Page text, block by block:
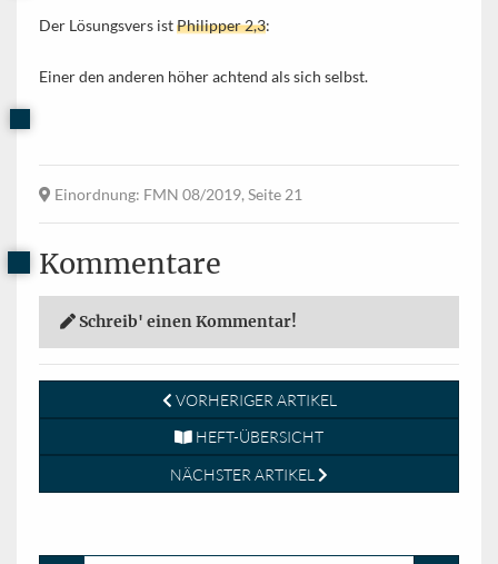
Der Lösungsvers istPhilipper 2,3:
Einer den anderen höher achtend als sich selbst.
Einordnung: FMN 08/2019, Seite 21
Kommentare
Schreib' einen Kommentar!
VORHERIGER ARTIKEL
HEFT-ÜBERSICHT
NÄCHSTER ARTIKEL